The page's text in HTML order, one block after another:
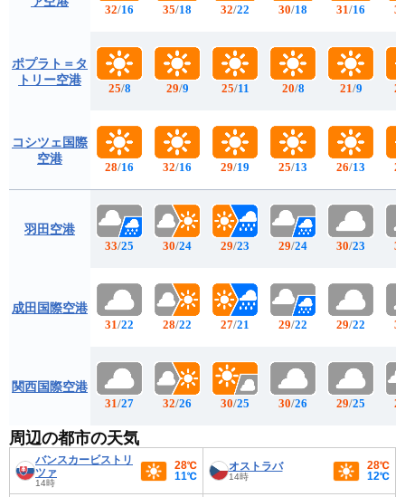
ポプラト＝タ
トリー空港
コシツェ国際
空港
羽田空港
成田国際空港
関西国際空港
32/16
25/8
28/16
33/25
31/22
31/27
35/18
29/9
32/16
30/24
28/22
32/26
32/22
25/11
29/19
29/23
27/21
30/25
30/18
20/8
25/13
29/24
29/22
30/26
31/16
21/9
26/13
30/23
29/22
29/25
周辺の都市の天気
バンスカービストリ
ツァ
14時
28℃
11℃
オストラバ
14時
28℃
12℃